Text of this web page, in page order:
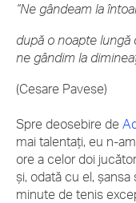
“Ne gândeam la
după o noapte lungă
ne gândim la
(Cesare Pavese)
Spre deosebire de
mai talentați, eu n-
ore a celor doi
și, odată cu el,
minute de tenis